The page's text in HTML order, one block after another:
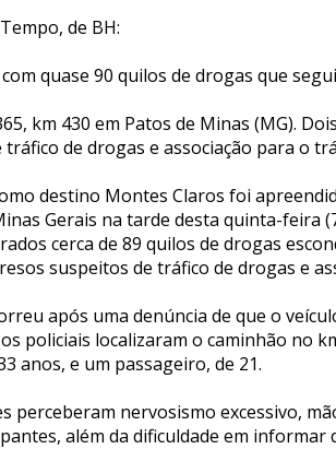
de BH:
quase 90 quilos de drogas que
km 430 em Patos de Minas (MG).
de drogas e associação para o
destino Montes Claros foi
Gerais na tarde desta quinta-feira
cerca de 89 quilos de drogas
suspeitos de tráfico de drogas e
após uma denúncia de que o
policiais localizaram o caminhão no
anos, e um passageiro, de 21.
perceberam nervosismo excessivo,
além da dificuldade em informar